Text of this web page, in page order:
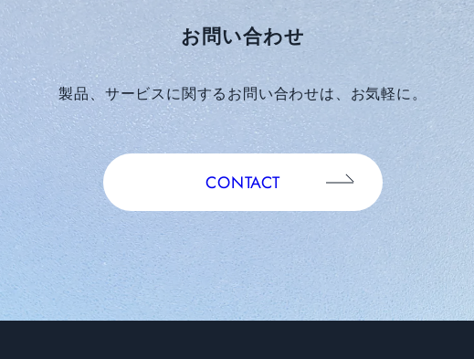
お問い合わせ
製品、サービスに関するお問い合わせは、お気軽に。
CONTACT